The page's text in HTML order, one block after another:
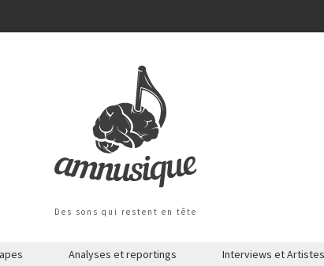
Des sons qui restent en tête
Analyses et reportings Interviews et Artistes